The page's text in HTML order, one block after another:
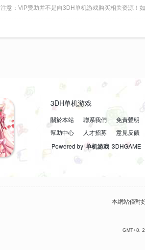
注意：VIP赞助并不是向3DH单机游戏购买相关资源！
3DH单机游戏
關於本站 聯系我們
免責聲明
幫助中心
人才招募
意見反饋
Powered by 单机游戏 3DHGAME
本網站僅對
GMT+8,